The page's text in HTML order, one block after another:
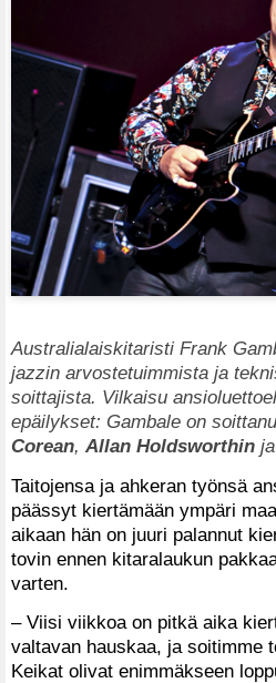
Australialaiskitaristi Frank
jazzin arvostetuimmista ja
soittajista. Vilkaisu
epäilykset: Gambale on
Corean, Allan Holdsworthin ja
Taitojensa ja ahkeran työnsä
päässyt kiertämään ympäri
aikaan hän on juuri palannut
tovin ennen kitaralaukun
varten.
– Viisi viikkoa on pitkä aika
valtavan hauskaa, ja soitimme
Keikat olivat enimmäkseen